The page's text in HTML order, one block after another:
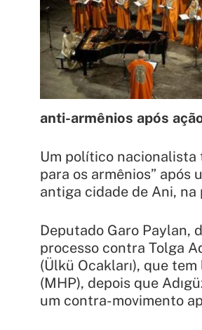
anti-armênios após
Um político nacionalista
para os armênios” após
antiga cidade de Ani,
Deputado Garo Paylan,
processo contra Tolga
(Ülkü Ocakları), que
(MHP), depois que
um contra-movimento